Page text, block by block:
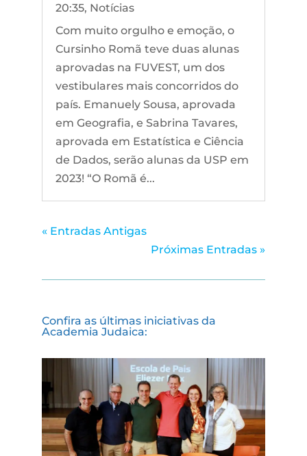
20:35, Notícias
Com muito orgulho e emoção, o
Cursinho Romã teve duas alunas
aprovadas na FUVEST, um dos
vestibulares mais concorridos do
país. Emanuely Sousa, aprovada
em Geografia, e Sabrina Tavares,
aprovada em Estatística e Ciência
de Dados, serão alunas da USP em
2023! “O Romã é...
« Entradas Antigas
Próximas Entradas »
Confira as últimas iniciativas da
Academia Judaica: